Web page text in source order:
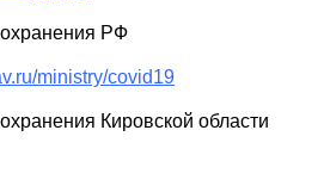
РФ
ministry/covid19
Кировской области